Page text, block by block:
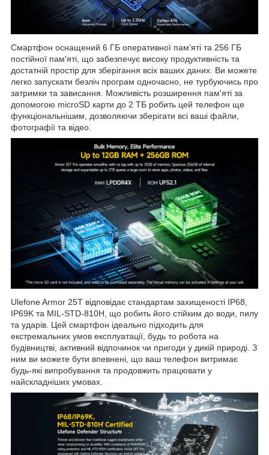
Смартфон оснащений 6 ГБ оперативної пам'яті та 256 ГБ
постійної пам'яті, що забезпечує високу продуктивність та
достатній простір для зберігання всіх ваших даних. Ви можете
легко запускати безліч програм одночасно, не турбуючись про
затримки та зависання. Можливість розширення пам'яті за
допомогою microSD карти до 2 ТБ робить цей телефон ще
функціональнішим, дозволяючи зберігати всі ваші файли,
фотографії та відео.
Ulefone Armor 25T відповідає стандартам захищеності IP68,
IP69K та MIL-STD-810H, що робить його стійким до води, пилу
та ударів. Цей смартфон ідеально підходить для
екстремальних умов експлуатації, будь то робота на
будівництві, активний відпочинок чи пригоди у дикій природі. З
ним ви можете бути впевнені, що ваш телефон витримає
будь-які випробування та продовжить працювати у
найскладніших умовах.